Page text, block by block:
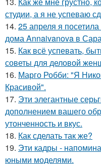
студии, а я не успеваю
14. 25 апреля я
дома Annaivanova в
15. Как всё успевать,
советы для деловой
16. Марго Робби: "Я
Красивой".
17. Эти элегантные
дополнением вашего
утонченность и вкус.
18. Как сделать так же?
19. Эти кадры -
юными моделями.